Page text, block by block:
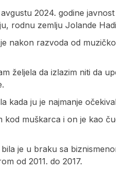
2024. godine
rodnu zemlju Jolande
nakon razvoda od
željela da izlazim niti da
kada ju je najmanje
kod muškarca i on je kao
je u braku sa
od 2011. do 2017.